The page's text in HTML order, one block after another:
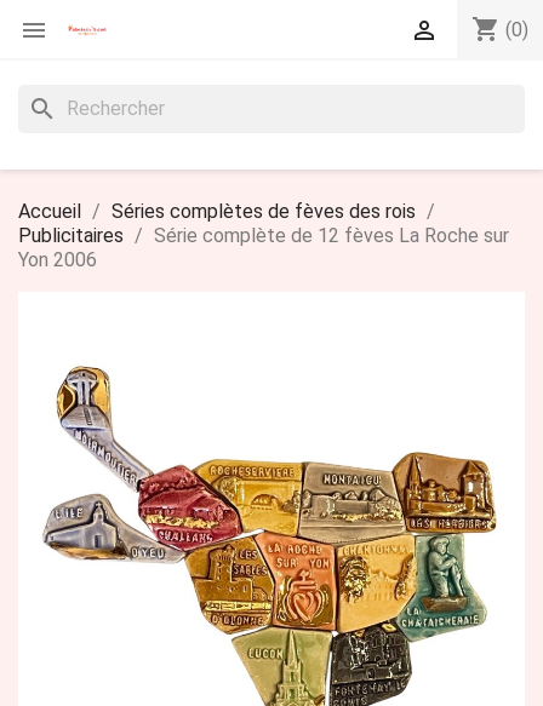
 shopping_cart (0)

search
Accueil
Séries complètes de fèves des rois
Publicitaires
Série complète de 12 fèves La Roche sur
Yon 2006